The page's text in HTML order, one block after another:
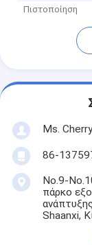
Πιστοποίηση
Ms.
86-
No.9-
πάρκο
Shaanxi,